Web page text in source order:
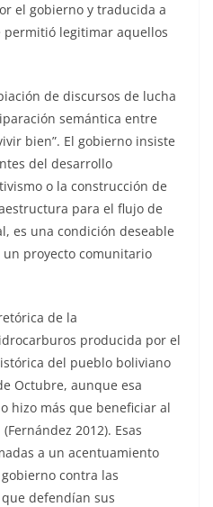
el gobierno y traducida a
permitió legitimar aquellos
de discursos de lucha
semántica entre
bien”. El gobierno insiste
del desarrollo
o la construcción de
para el flujo de
es una condición deseable
proyecto comunitario
de la
producida por el
del pueblo boliviano
Octubre, aunque esa
hizo más que beneficiar al
2012). Esas
a un acentuamiento
contra las
defendían sus